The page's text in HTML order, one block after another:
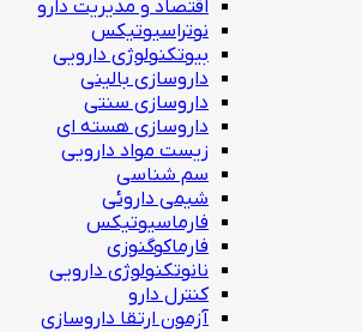
اقتصاد و مديريت دارو
نوتراسیوتیکس
بيوتكنولوژی دارویی
داروسازی بالينی
داروسازی سنتی
داروسازی هسته ای
زیست مواد دارویی
سم شناسی
شيمی داروئی
فارماسيوتيكس
فارماكوگنوزی
نانوتکنولوژی دارویی
كنترل دارو
آزمون ارتقا داروسازی